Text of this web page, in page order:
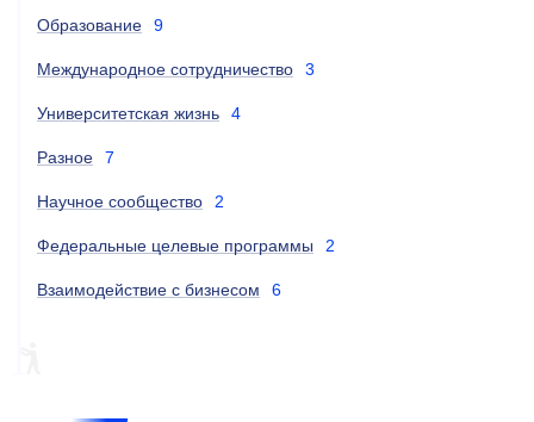
Образование 9
Международное сотрудничество 3
Университетская жизнь 4
Разное 7
Научное сообщество 2
Федеральные целевые программы 2
Взаимодействие с бизнесом 6